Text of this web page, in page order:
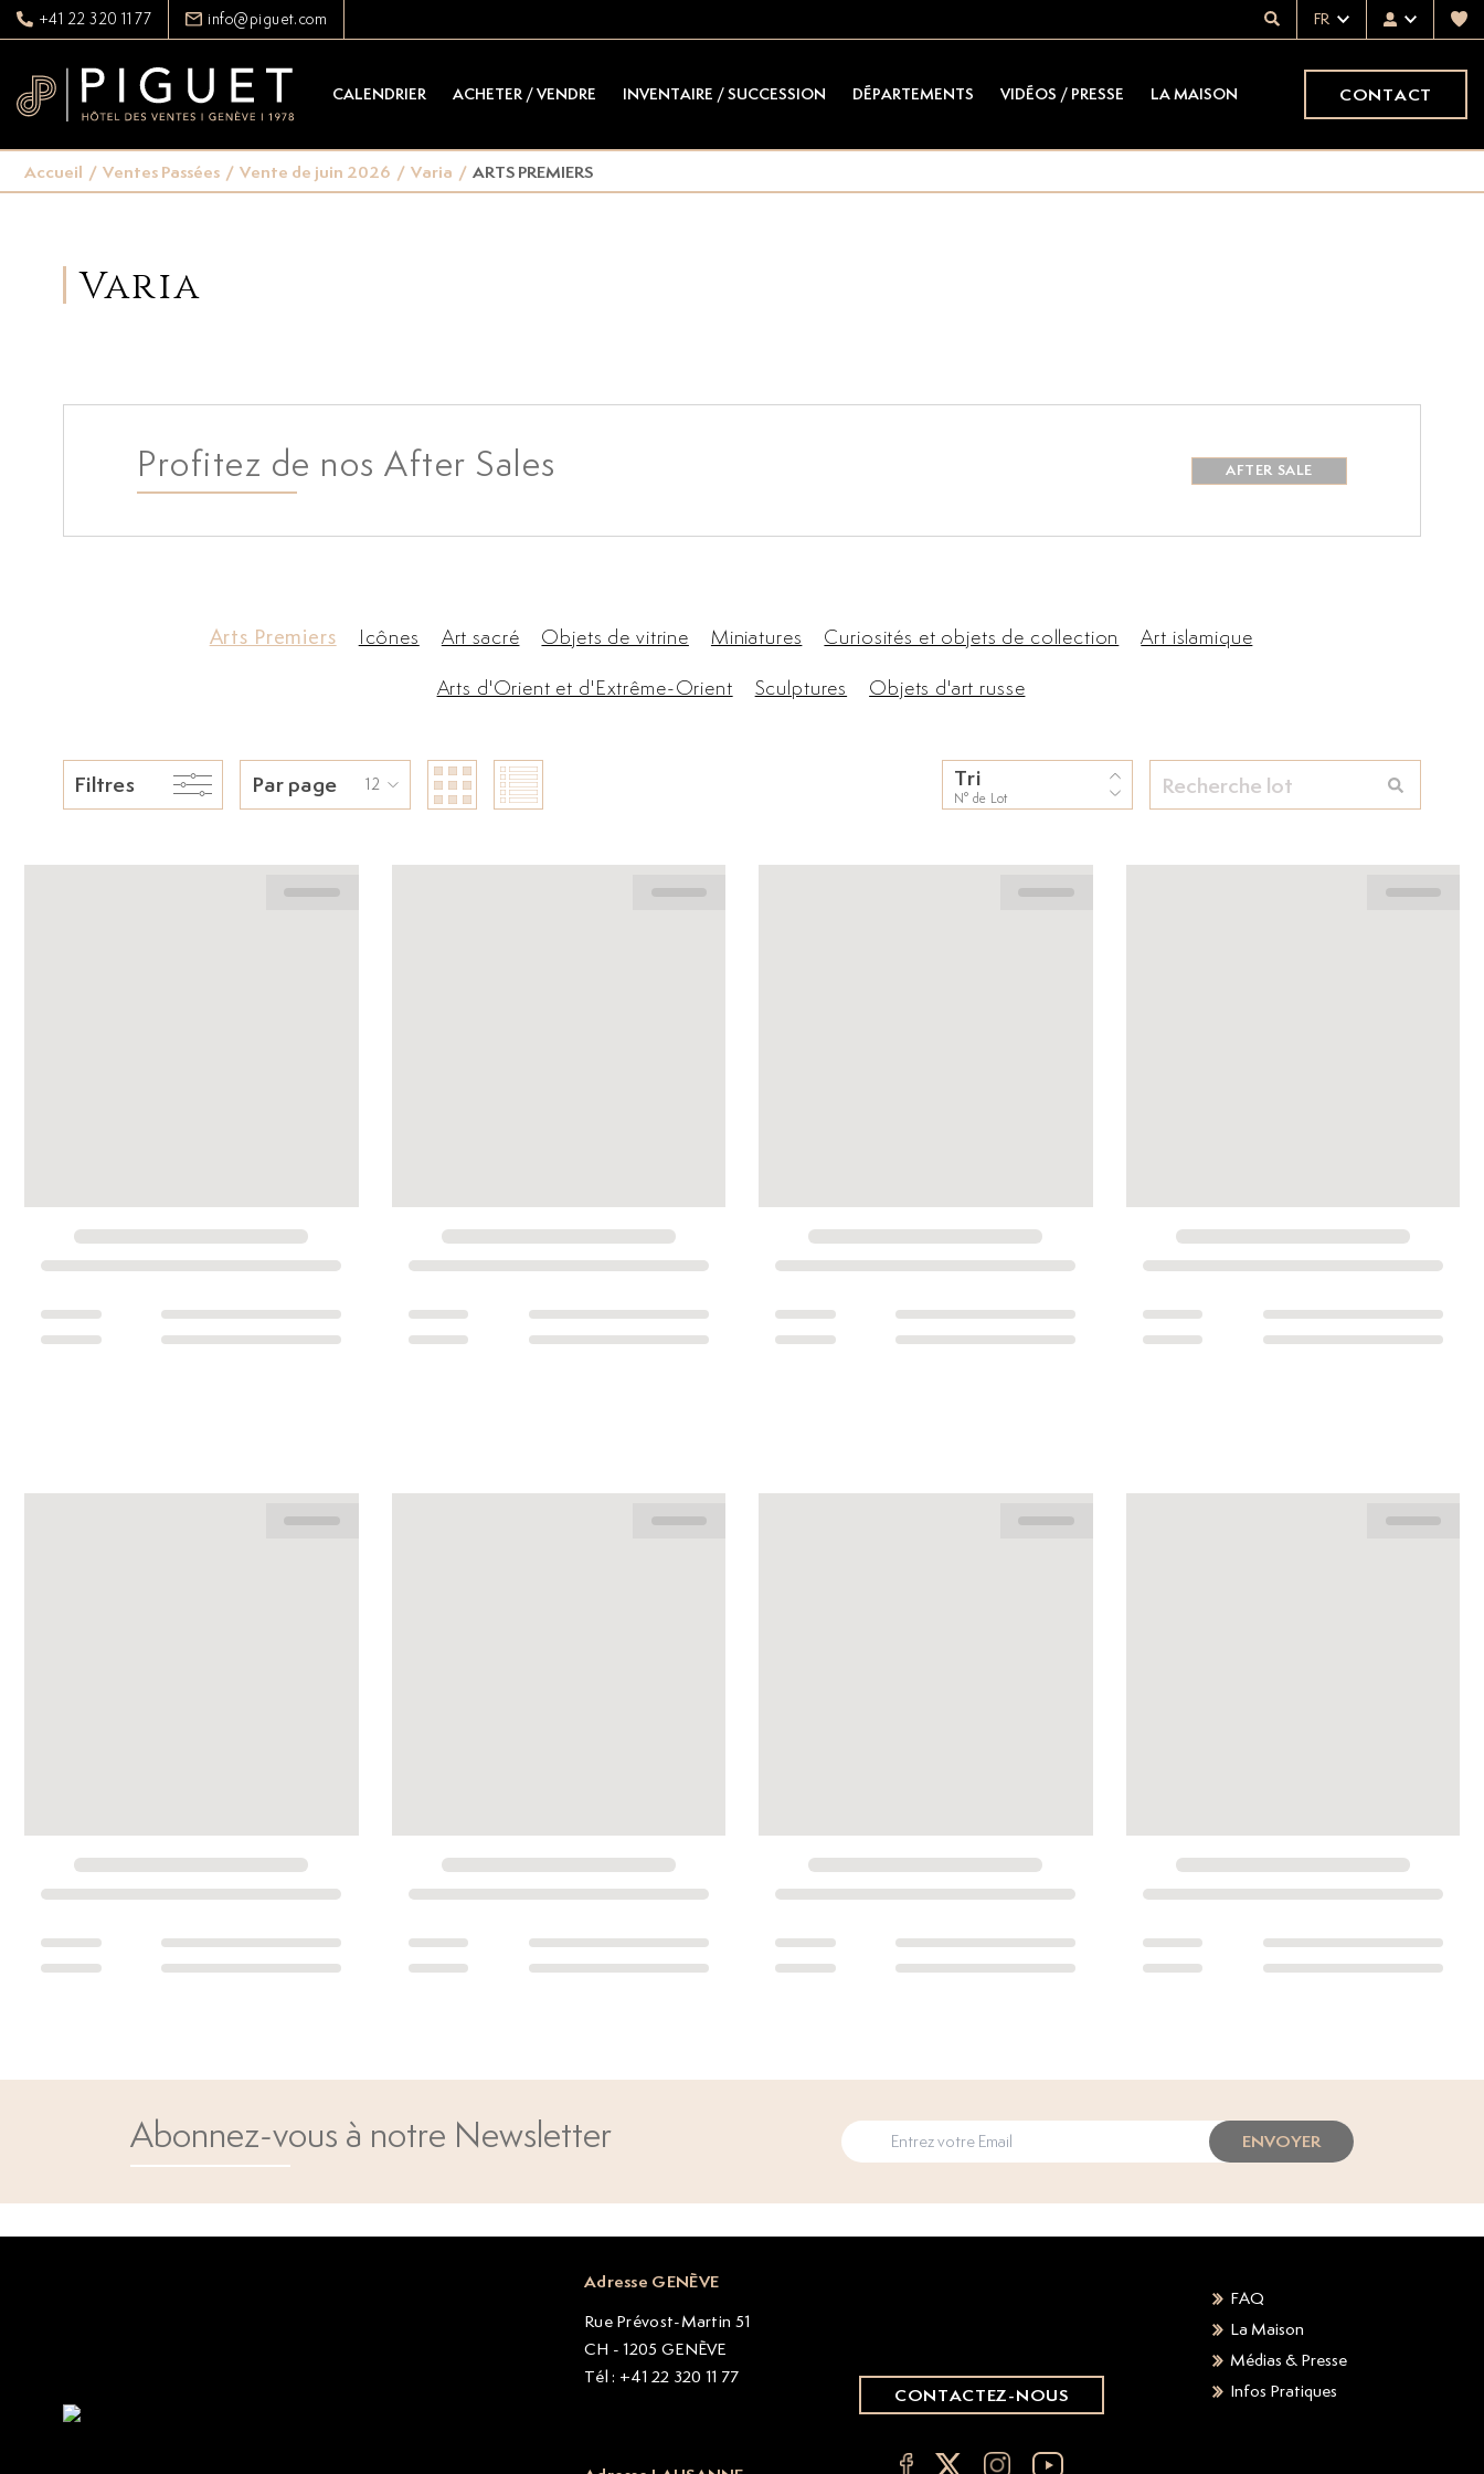
+41 22 320 11 77 info@piguet.com FR
CALENDRIER ACHETER / VENDRE INVENTAIRE / SUCCESSION DÉPARTEMENTS VIDÉOS / PRESSE LA MAISON CONTACT
Accueil / Ventes Passées / Vente de juin 2026 / Varia / ARTS PREMIERS
Varia
Profitez de nos After Sales AFTER SALE
Arts Premiers Icônes Art sacré Objets de vitrine Miniatures Curiosités et objets de collection
Art islamique
Arts d'Orient et d'Extrême-Orient
Sculptures Objets d'art russe
Filtres Par page 12 Tri
N° de Lot
Abonnez-vous à notre Newsletter ENVOYER
Adresse GENÈVE
Rue Prévost-Martin 51
CH - 1205 GENÈVE
Tél : +41 22 320 11 77
CONTACTEZ-NOUS
FAQ
La Maison
Médias & Presse
Infos Pratiques